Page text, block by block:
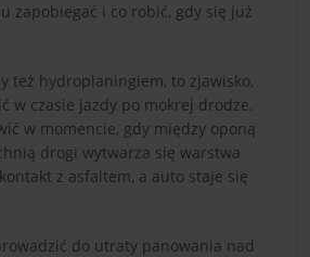
zapobiegać i co robić, gdy się już
też hydroplaningiem, to zjawisko,
w czasie jazdy po mokrej drodze.
w momencie, gdy między oponą
drogi wytwarza się warstwa
z asfaltem, a auto staje się
do utraty panowania nad